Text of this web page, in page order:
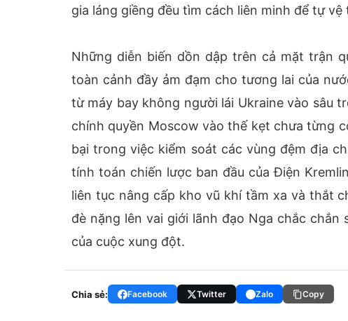
gia láng giềng đều tìm cách liên minh để tự
Những diễn biến dồn dập trên cả mặt trận
toàn cảnh đầy ảm đạm cho tương lai của
từ máy bay không người lái Ukraine vào sâu
chính quyền Moscow vào thế kẹt chưa từng
bại trong việc kiểm soát các vùng đệm địa
tính toán chiến lược ban đầu của Điện
liên tục nâng cấp kho vũ khí tầm xa và thắt
đè nặng lên vai giới lãnh đạo Nga chắc
của cuộc xung đột.
Chia sẻ: Facebook Twitter Zalo Copy